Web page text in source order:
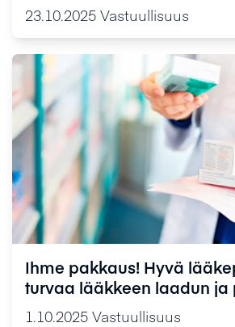
23.10.2025 Vastuullisuus
Ihme pakkaus! Hyvä
turvaa lääkkeen laadun ja
1.10.2025 Vastuullisuus